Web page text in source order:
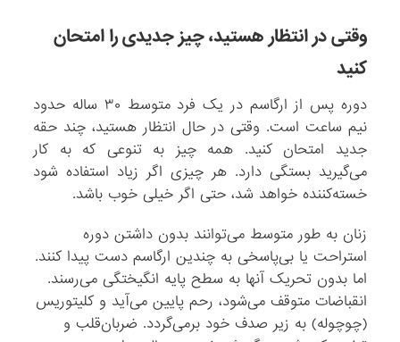
وقتی در انتظار هستید، چیز جدیدی را امتحان
کنید
دوره پس از ارگاسم در یک فرد متوسط ۳۰ ساله حدود
نیم ساعت است. وقتی در حال انتظار هستید، چند حقه
جدید امتحان کنید. همه چیز به تنوعی که به کار
می‌گیرید بستگی دارد. هر چیزی اگر زیاد استفاده شود
خسته‌کننده خواهد شد، حتی اگر خیلی خوب باشد.
زنان به طور متوسط می‌توانند بدون داشتن دوره
استراحت یا بی‌پاسخی به چندین ارگاسم دست پیدا کنند.
اما بدون تحریک آنها به سطح پایه انگیختگی می‌رسند.
انقباضات متوقف می‌شود، رحم پایین می‌آید و کلیتوریس
(چوچوله) به زیر صدف خود برمی‌گردد. ضربان‌قلب و